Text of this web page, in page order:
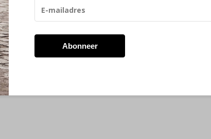
Abonneer